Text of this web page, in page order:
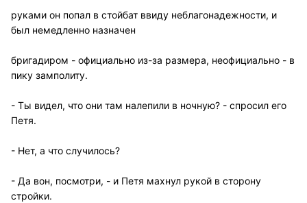
руками он попал в стойбат ввиду неблагонадежности, и
был немедленно назначен
бригадиром - официально из-за размера, неофициально - в
пику замполиту.
- Ты видел, что они там налепили в ночную? - спросил его
Петя.
- Нет, а что случилось?
- Да вон, посмотри, - и Петя махнул рукой в сторону
стройки.